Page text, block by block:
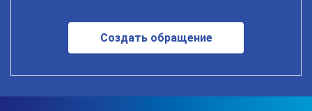
Создать обращение